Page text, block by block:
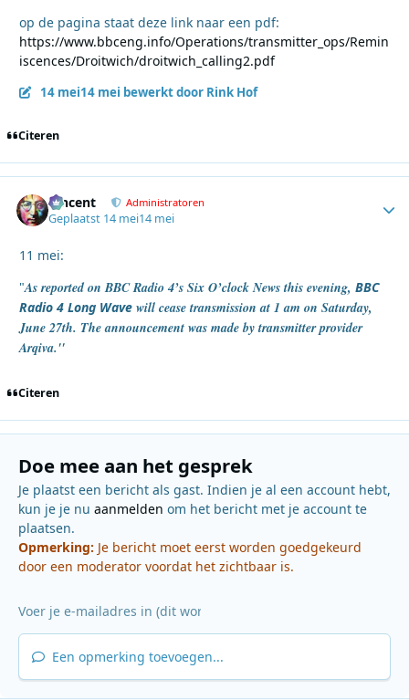
op de pagina staat deze link naar een pdf:
https://www.bbceng.info/Operations/transmitter_ops/Remin
iscences/Droitwich/droitwich_calling2.pdf
14 mei14 mei bewerkt door Rink Hof
Citeren
Vincent Administratoren
Geplaatst 14 mei14 mei
11 mei:
"As reported on BBC Radio 4’s Six O’clock News this evening, BBC
Radio 4 Long Wave will cease transmission at 1 am on Saturday,
June 27th. The announcement was made by transmitter provider
Arqiva.''
Citeren
Doe mee aan het gesprek
Je plaatst een bericht als gast. Indien je al een account hebt,
kun je je nu aanmelden om het bericht met je account te
plaatsen.
Opmerking: Je bericht moet eerst worden goedgekeurd
door een moderator voordat het zichtbaar is.
Een opmerking toevoegen...